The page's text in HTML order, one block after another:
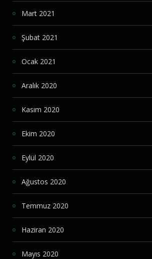
Mart 2021
Şubat 2021
Ocak 2021
Aralık 2020
Kasım 2020
Ekim 2020
Eylül 2020
Ağustos 2020
Temmuz 2020
Haziran 2020
Mayıs 2020